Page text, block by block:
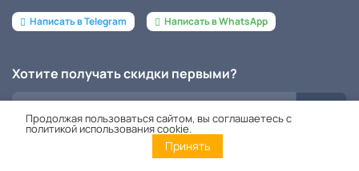
Корзина
Написать в Telegram Написать в WhatsApp
Хотите получать скидки первыми?
Даю согласие на обработку персональных данных
Продолжая пользоваться сайтом, вы соглашаетесь с
политикой использования cookie.
Принять